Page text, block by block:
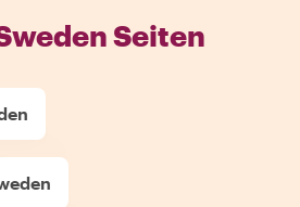
Seiten